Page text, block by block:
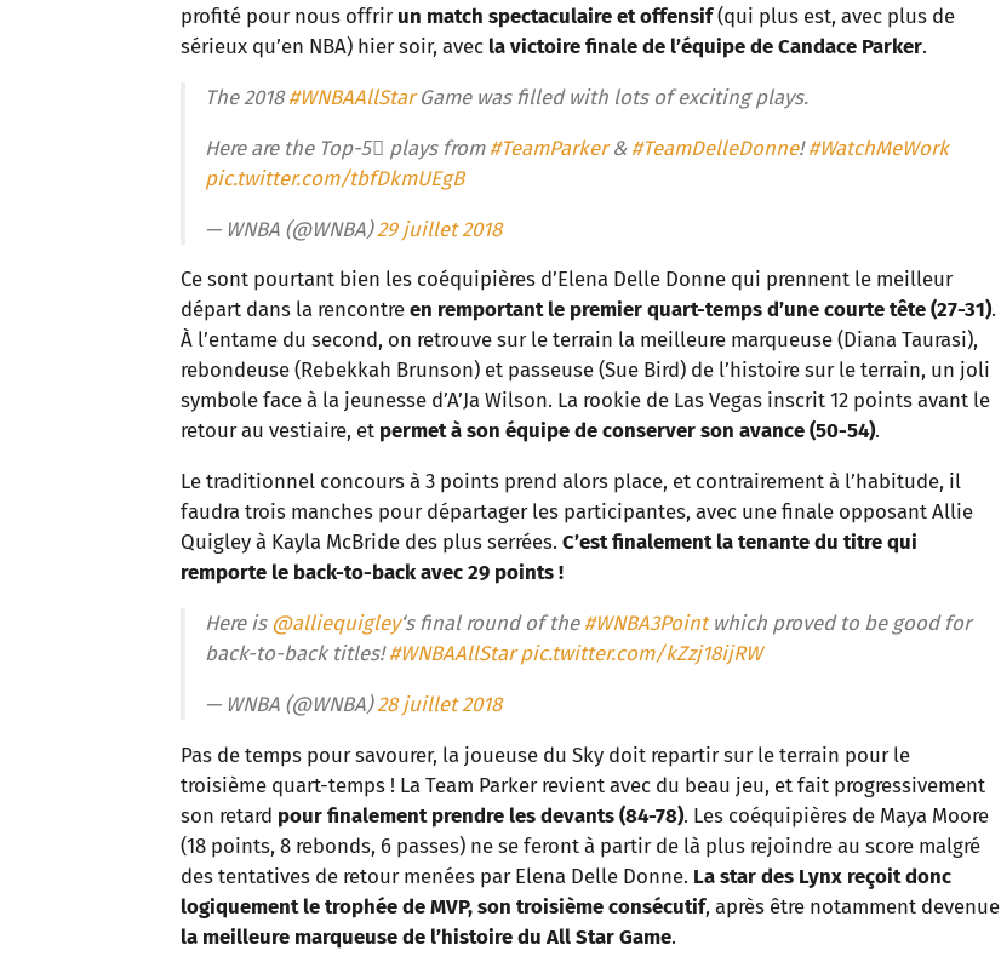
b
k
t s e e l l
profité pour nous offrir un match spectaculaire et offensif(qui plus est, avec plus de
sérieux qu’en NBA) hier soir, avec la victoire finale de l’équipe de Candace Parker.
The 2018#WNBAAllStarGame was filled with lots of exciting plays.
Here are the Top-5⃣ plays from #TeamParker& #TeamDelleDonne!#WatchMeWork
pic.twitter.com/tbfDkmUEgB
— WNBA (@WNBA)29 juillet 2018
Ce sont pourtant bien les coéquipières d’Elena Delle Donne qui prennent le meilleur
départ dans la rencontre en remportant le premier quart-temps d’une courte tête (27-31).
À l’entame du second, on retrouve sur le terrain la meilleure marqueuse (Diana Taurasi),
rebondeuse (Rebekkah Brunson) et passeuse (Sue Bird) de l’histoire sur le terrain, un joli
symbole face à la jeunesse d’A’Ja Wilson. La rookie de Las Vegas inscrit 12 points avant le
retour au vestiaire, et permet à son équipe de conserver son avance (50-54).
Le traditionnel concours à 3 points prend alors place, et contrairement à l’habitude, il
faudra trois manches pour départager les participantes, avec une finale opposant Allie
Quigley à Kayla McBride des plus serrées. C’est finalement la tenante du titre qui
remporte le back-to-back avec 29 points !
Here is @alliequigley‘s final round of the #WNBA3Pointwhich proved to be good for
back-to-back titles!#WNBAAllStar pic.twitter.com/kZzj18ijRW
— WNBA (@WNBA)28 juillet 2018
Pas de temps pour savourer, la joueuse du Sky doit repartir sur le terrain pour le
troisième quart-temps ! La Team Parker revient avec du beau jeu, et fait progressivement
son retard pour finalement prendre les devants (84-78). Les coéquipières de Maya Moore
(18 points, 8 rebonds, 6 passes) ne se feront à partir de là plus rejoindre au score malgré
des tentatives de retour menées par Elena Delle Donne. La star des Lynx reçoit donc
logiquement le trophée de MVP, son troisième consécutif, après être notamment devenue
la meilleure marqueuse de l’histoire du All Star Game.